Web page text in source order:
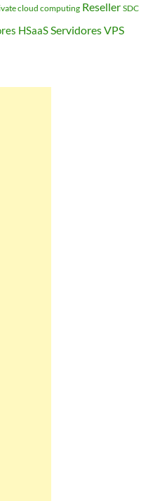
cloud computing Reseller SDC
HSaaSServidores VPS